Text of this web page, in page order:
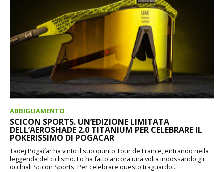
ABBIGLIAMENTO
SCICON SPORTS. UN’EDIZIONE LIMITATA
DELL’AEROSHADE 2.0 TITANIUM PER CELEBRARE IL
POKERISSIMO DI POGACAR
Tadej Pogačar ha vinto il suo quinto Tour de France, entrando nella
leggenda del ciclismo. Lo ha fatto ancora una volta indossando gli
occhiali Scicon Sports. Per celebrare questo traguardo...